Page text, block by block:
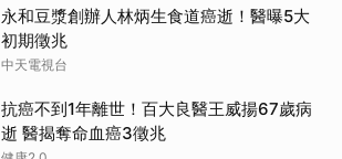
永和豆漿創辦人林炳生食道癌逝！醫曝5大
初期徵兆
中天電視台
抗癌不到1年離世！百大良醫王威揚67歲病
逝 醫揭奪命血癌3徵兆